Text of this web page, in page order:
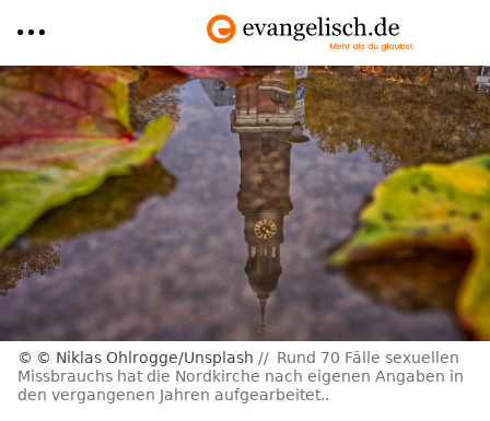
Direkt
zum
Inhalt
© Niklas Ohlrogge/Unsplash
Rund 70 Fälle sexuellen
Missbrauchs hat die Nordkirche nach eigenen Angaben in
den vergangenen Jahren aufgearbeitet..